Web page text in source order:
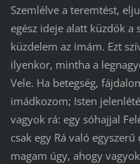
Szemlélve a teremtést,
egész ideje alatt küzdök a
küzdelem az imám. Ezt
ilyenkor, mintha a
Vele. Ha betegség,
imádkozom; Isten
vagyok rá: egy sóhajjal
csak egy Rá való
magam úgy, ahogy